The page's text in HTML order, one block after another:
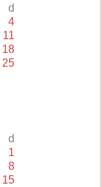
d
4
11
18
25
d
1
8
15